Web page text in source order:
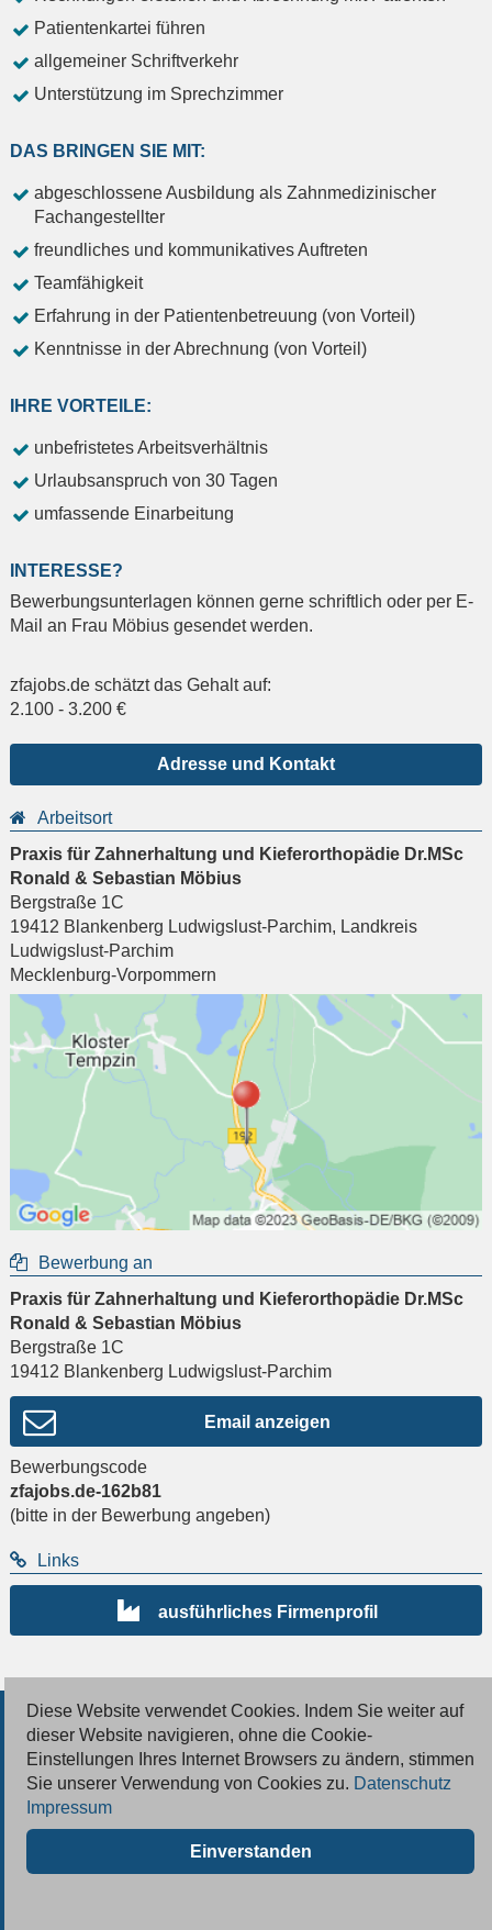
Patientenkartei führen
allgemeiner Schriftverkehr
Unterstützung im Sprechzimmer
DAS BRINGEN SIE MIT:
abgeschlossene Ausbildung als Zahnmedizinischer
Fachangestellter
freundliches und kommunikatives Auftreten
Teamfähigkeit
Erfahrung in der Patientenbetreuung (von Vorteil)
Kenntnisse in der Abrechnung (von Vorteil)
IHRE VORTEILE:
unbefristetes Arbeitsverhältnis
Urlaubsanspruch von 30 Tagen
umfassende Einarbeitung
INTERESSE?
Bewerbungsunterlagen können gerne schriftlich oder per E-
Mail an Frau Möbius gesendet werden.
zfajobs.de schätzt das Gehalt auf:
2.100 - 3.200 €
Adresse und Kontakt
Arbeitsort
Praxis für Zahnerhaltung und Kieferorthopädie Dr.MSc
Ronald & Sebastian Möbius
Bergstraße 1C
19412 Blankenberg Ludwigslust-Parchim, Landkreis
Ludwigslust-Parchim
Mecklenburg-Vorpommern
Bewerbung an
Praxis für Zahnerhaltung und Kieferorthopädie Dr.MSc
Ronald & Sebastian Möbius
Bergstraße 1C
19412 Blankenberg Ludwigslust-Parchim
Email anzeigen
Bewerbungscode
zfajobs.de-162b81
(bitte in der Bewerbung angeben)
Links
ausführliches Firmenprofil
© 2026 Deutsche Jobmarkt GmbH
Inserieren
Kontakt
AGB
Diese Website verwendet Cookies. Indem Sie weiter auf
dieser Website navigieren, ohne die Cookie-
Einstellungen Ihres Internet Browsers zu ändern, stimmen
Sie unserer Verwendung von Cookies zu. Datenschutz
Impressum
Einverstanden